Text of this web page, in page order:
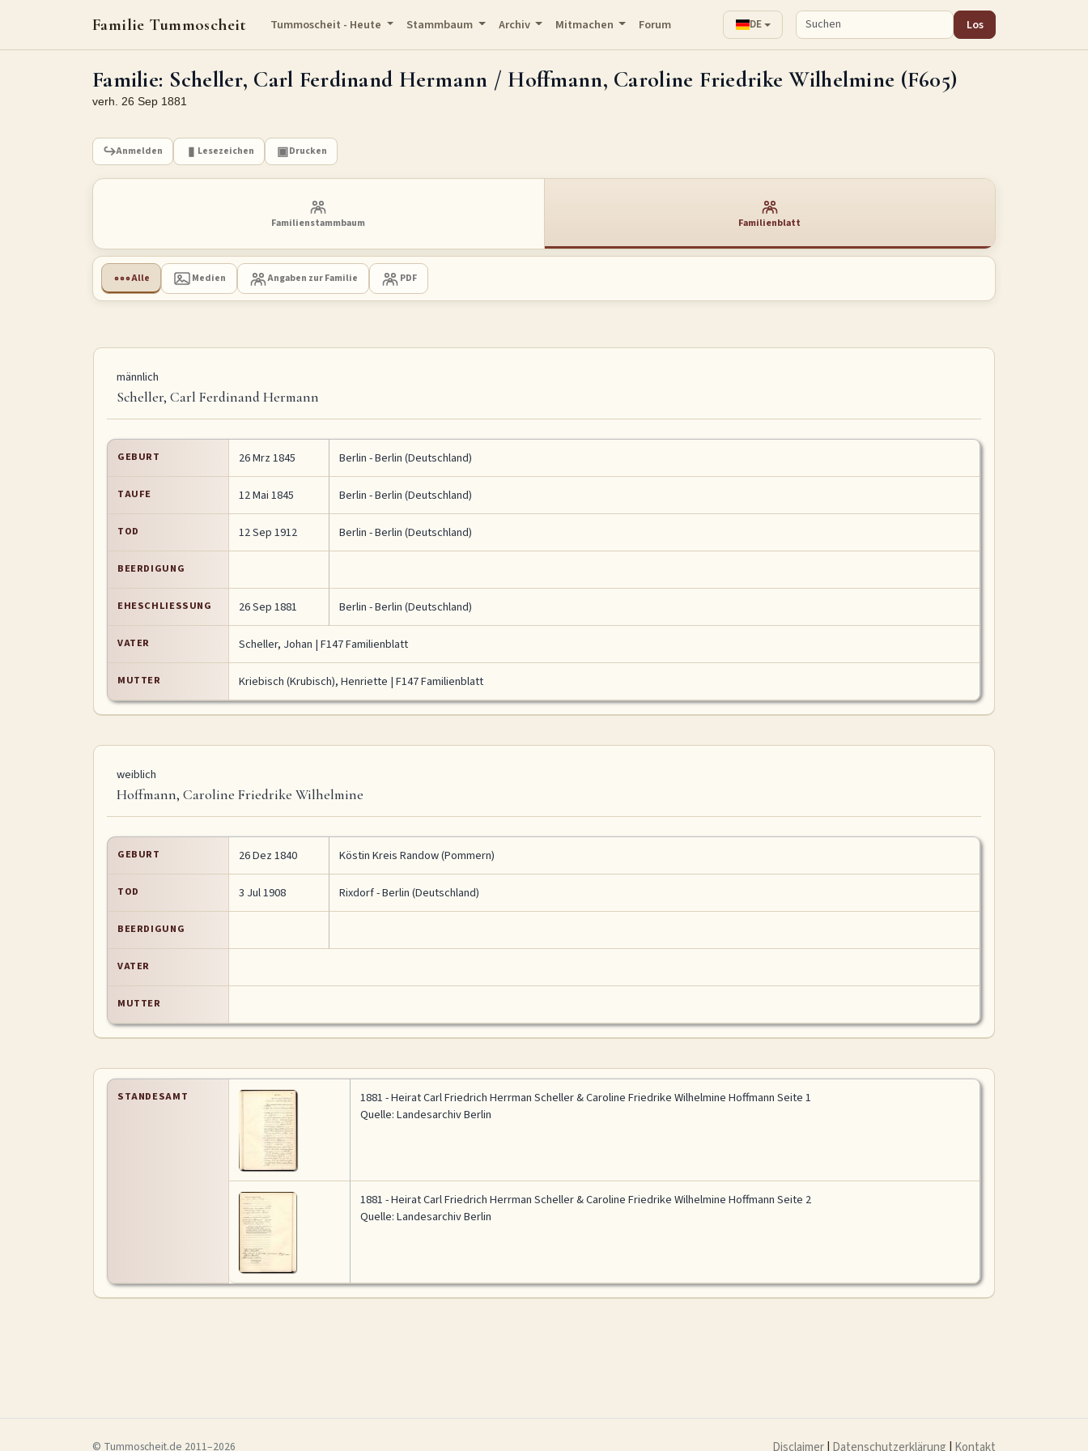
Familie Tummoscheit Tummoscheit - Heute Stammbaum Archiv Mitmachen Forum DE Los
Familie: Scheller, Carl Ferdinand Hermann / Hoffmann, Caroline Friedrike Wilhelmine (F605)
verh. 26 Sep 1881
Anmelden Lesezeichen Drucken
Familienstammbaum Familienblatt
Alle Medien Angaben zur Familie PDF
männlich
Scheller, Carl Ferdinand Hermann
GEBURT 26 Mrz 1845 Berlin - Berlin (Deutschland)
TAUFE 12 Mai 1845 Berlin - Berlin (Deutschland)
TOD 12 Sep 1912 Berlin - Berlin (Deutschland)
BEERDIGUNG
EHESCHLIESSUNG 26 Sep 1881 Berlin - Berlin (Deutschland)
VATER Scheller, Johan |F147 Familienblatt
MUTTER Kriebisch (Krubisch), Henriette |F147 Familienblatt
weiblich
Hoffmann, Caroline Friedrike Wilhelmine
GEBURT 26 Dez 1840 Köstin Kreis Randow (Pommern)
TOD 3 Jul 1908 Rixdorf - Berlin (Deutschland)
BEERDIGUNG
VATER
MUTTER
STANDESAMT
1881 - Heirat Carl Friedrich Herrman Scheller & Caroline Friedrike Wilhelmine Hoffmann Seite 1
Quelle:Landesarchiv Berlin
1881 - Heirat Carl Friedrich Herrman Scheller & Caroline Friedrike Wilhelmine Hoffmann Seite 2
Quelle:Landesarchiv Berlin
© Tummoscheit.de 2011–2026